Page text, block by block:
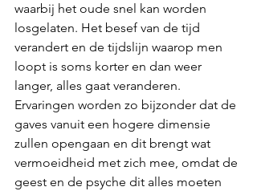
waarbij het oude snel kan worden
losgelaten. Het besef van de tijd
verandert en de tijdslijn waarop men
loopt is soms korter en dan weer
langer, alles gaat veranderen.
Ervaringen worden zo bijzonder dat de
gaves vanuit een hogere dimensie
zullen opengaan en dit brengt wat
vermoeidheid met zich mee, omdat de
geest en de psyche dit alles moeten